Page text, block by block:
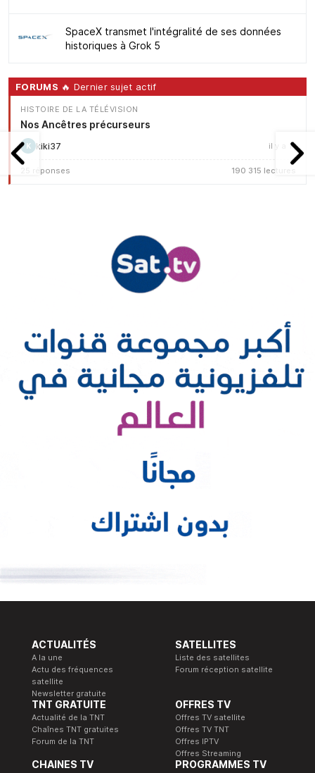
SpaceX transmet l'intégralité de ses données
historiques à Grok 5
FORUMS 🔥 Dernier sujet actif
HISTOIRE DE LA TÉLÉVISION
Nos Ancêtres précurseurs
K kiki37 il y a 1 j
25 réponses 190 315 lectures
ACTUALITÉS
A la une
Actu des fréquences
satellite
Newsletter gratuite
SATELLITES
Liste des satellites
Forum réception satellite
TNT GRATUITE
Actualité de la TNT
Chaînes TNT gratuites
Forum de la TNT
OFFRES TV
Offres TV satellite
Offres TV TNT
Offres IPTV
Offres Streaming
CHAINES TV PROGRAMMES TV